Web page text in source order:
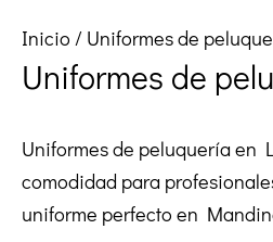
Inicio / Uniformes de
Uniformes de
Uniformes de peluquería en
comodidad para
uniforme perfecto en